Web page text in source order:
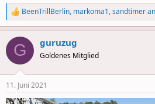
R
e
a
c
i
s
:
BeenTrillBerlin, markoma1,sandtimer
G guruzug
Goldenes Mitglied
11. Juni 2021